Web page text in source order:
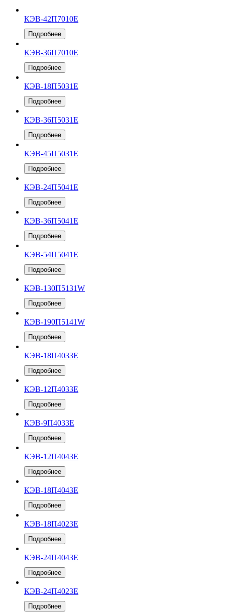
КЭВ-42П7010Е
Подробнее
КЭВ-36П7010Е
Подробнее
КЭВ-18П5031Е
Подробнее
КЭВ-36П5031Е
Подробнее
КЭВ-45П5031Е
Подробнее
КЭВ-24П5041Е
Подробнее
КЭВ-36П5041Е
Подробнее
КЭВ-54П5041Е
Подробнее
КЭВ-130П5131W
Подробнее
КЭВ-190П5141W
Подробнее
КЭВ-18П4033Е
Подробнее
КЭВ-12П4033Е
Подробнее
КЭВ-9П4033Е
Подробнее
КЭВ-12П4043Е
Подробнее
КЭВ-18П4043Е
Подробнее
КЭВ-18П4023Е
Подробнее
КЭВ-24П4043Е
Подробнее
КЭВ-24П4023Е
Подробнее